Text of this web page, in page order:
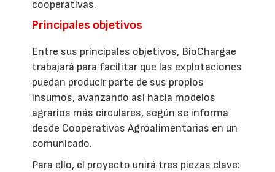
cooperativas.
Principales objetivos
Entre sus principales objetivos, BioChargae
trabajará para facilitar que las explotaciones
puedan producir parte de sus propios
insumos, avanzando así hacia modelos
agrarios más circulares, según se informa
desde Cooperativas Agroalimentarias en un
comunicado.
Para ello, el proyecto unirá tres piezas clave: